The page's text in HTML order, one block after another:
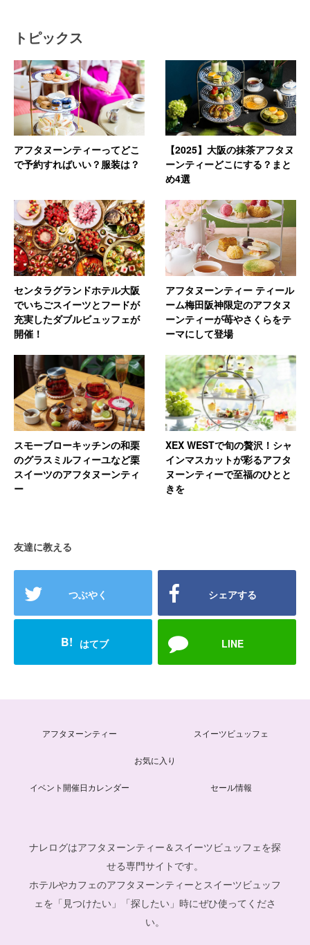
トピックス
アフタヌーンティーってどこ
で予約すればいい？服装は？
【2025】大阪の抹茶アフタヌ
ーンティーどこにする？まと
め4選
センタラグランドホテル大阪
でいちごスイーツとフードが
充実したダブルビュッフェが
開催！
アフタヌーンティー ティール
ーム梅田阪神限定のアフタヌ
ーンティーが苺やさくらをテ
ーマにして登場
スモーブローキッチンの和栗
のグラスミルフィーユなど栗
スイーツのアフタヌーンティ
ー
XEX WESTで旬の贅沢！シャ
インマスカットが彩るアフタ
ヌーンティーで至福のひとと
きを
友達に教える
つぶやく シェアする
B! はてブ LINE
アフタヌーンティー スイーツビュッフェ
お気に入り
イベント開催日カレンダー セール情報
ナレログはアフタヌーンティー＆スイーツビュッフェを探
せる専門サイトです。
ホテルやカフェのアフタヌーンティーとスイーツビュッフ
ェを「見つけたい」「探したい」時にぜひ使ってくださ
い。